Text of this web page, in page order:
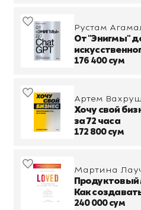
Рустам
От "Энигмы"
российские
176 400 сум
Артем
Хочу свой
за 72 часа
172 800 сум
Мартина
Продуктовый
Как
продукты-
240 000 сум